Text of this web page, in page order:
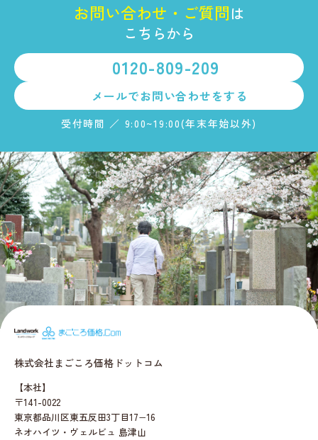
お問い合わせ ・ ご質問は
こちらから
0120-809-209
メールでお問い合わせをする
受付時間 ／ 9:00~19:00(年末年始以外)
まごころ価格
株式会社まごころ価格ドットコム
【本社】
〒141-0022
東京都品川区東五反田3丁目17−16
ネオハイツ・ヴェルビュ 島津山